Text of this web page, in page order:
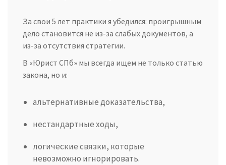
За свои 5 лет практики я убедился: проигрышным
дело становится не из-за слабых документов, а
из-за отсутствия стратегии.
В «Юрист СПб» мы всегда ищем не только статью
закона, но и:
альтернативные доказательства,
нестандартные ходы,
логические связки, которые
невозможно игнорировать.